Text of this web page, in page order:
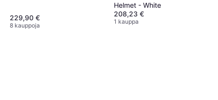
229,90 €
8 kauppoja
Helmet - White
208,23 €
1 kauppa